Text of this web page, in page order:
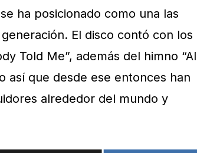
ha posicionado como una las
El disco contó con los
Told Me”, además del himno
así que desde ese entonces han
alrededor del mundo y